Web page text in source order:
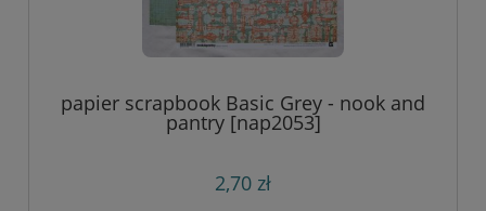
papier scrapbook Basic Grey - nook and
pantry [nap2053]
2,70 zł